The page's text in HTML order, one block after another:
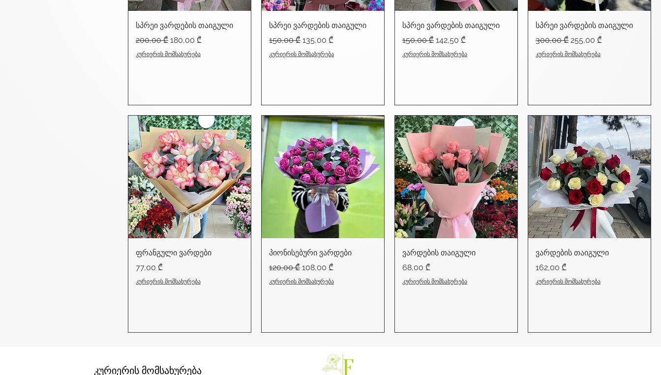
სპრეი ვარდების თაიგული
Regular Price
200,00 ₾ Sale Price
180,00 ₾
კურიერის მომსახურება
სპრეი ვარდების თაიგული
Regular Price
150,00 ₾ Sale Price
135,00 ₾
კურიერის მომსახურება
სპრეი ვარდების თაიგული
Regular Price
150,00 ₾ Sale Price
142,50 ₾
კურიერის მომსახურება
სპრეი ვარდების თაიგული
Regular Price
300,00 ₾ Sale Price
255,00 ₾
კურიერის მომსახურება
ფრანგული ვარდები
Price
77,00 ₾
კურიერის მომსახურება
პიონისებური ვარდები
Regular Price
120,00 ₾ Sale Price
108,00 ₾
კურიერის მომსახურება
ვარდების თაიგული
Price
68,00 ₾
კურიერის მომსახურება
ვარდების თაიგული
Price
162,00 ₾
კურიერის მომსახურება
კურიერის მომსახურება